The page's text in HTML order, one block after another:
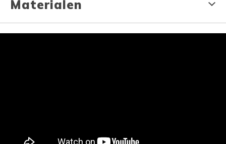
Materialen